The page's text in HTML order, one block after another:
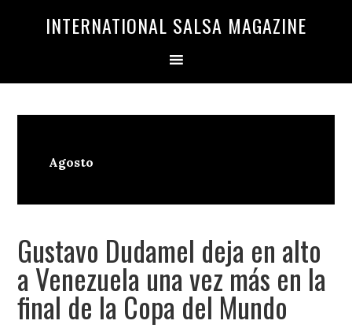
INTERNATIONAL SALSA MAGAZINE
Agosto
Gustavo Dudamel deja en alto
a Venezuela una vez más en la
final de la Copa del Mundo